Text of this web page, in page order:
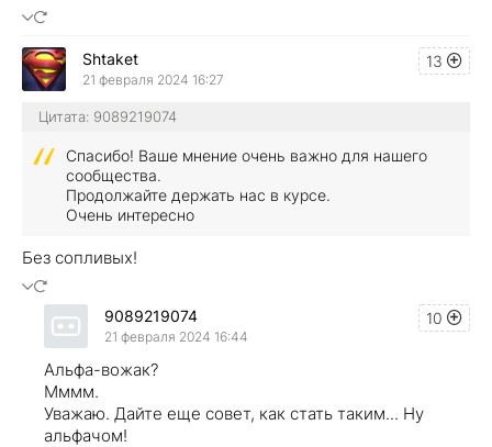
13
Shtaket
21 февраля 2024 16:27
Цитата: 9089219074
Спасибо! Ваше мнение очень важно для нашего
сообщества.
Продолжайте держать нас в курсе.
Очень интересно
Без сопливых!
10
9089219074
21 февраля 2024 16:44
Альфа-вожак?
Мммм.
Уважаю. Дайте еще совет, как стать таким... Ну
альфачом!